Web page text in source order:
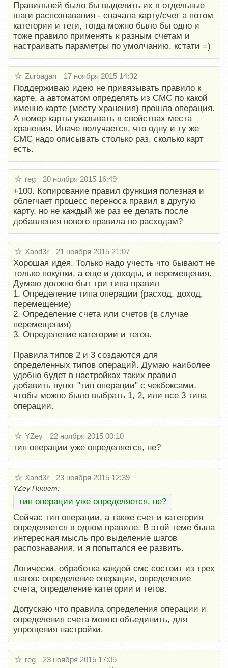
Правильней было бы выделить их в отдельные
шаги распознавания - сначала карту/счет а потом
категории и теги, тогда можно было бы одно и
тоже правило применять к разным счетам и
настраивать параметры по умолчанию, кстати =)
Zurbagan 17 ноября 2015 14:32
Поддерживаю идею не привязывать правило к
карте, а автоматом определять из СМС по какой
именно карте (месту хранения) прошла операция.
А номер карты указывать в свойствах места
хранения. Иначе получается, что одну и ту же
СМС надо описывать столько раз, сколько карт
есть.
reg 20 ноября 2015 16:49
+100. Копирование правил функция полезная и
облегчает процесс переноса правил в другую
карту, но не каждый же раз ее делать после
добавления нового правила по расходам?
Xand3r 21 ноября 2015 21:07
Хорошая идея. Только надо учесть что бывают не
только покупки, а еще и доходы, и перемещения.
Думаю должно быт три типа правил
1. Определение типа операции (расход, доход,
перемещение)
2. Определение счета или счетов (в случае
перемещения)
3. Определение категории и тегов.
Правила типов 2 и 3 создаются для
определенных типов операций. Думаю наиболее
удобно будет в настройках таких правил
добавить пункт "тип операции" с чекбоксами,
чтобы можно было выбрать 1, 2, или все 3 типа
операции.
YZey 22 ноября 2015 00:10
тип операции уже определяется, не?
Xand3r 23 ноября 2015 12:39
YZey Пишет:
тип операции уже определяется, не?
Сейчас тип операции, а также счет и категория
определяется в одном правиле. В этой теме была
интересная мысль про выделение шагов
распознавания, и я попытался ее развить.
Логически, обработка каждой смс состоит из трех
шагов: определение операции, определение
счета, определение категории и тегов.
Допускаю что правила определения операции и
определения счета можно объединить, для
упрощения настройки.
reg 23 ноября 2015 17:05